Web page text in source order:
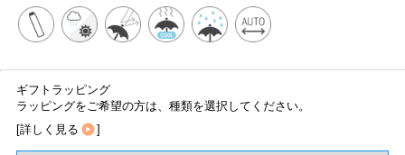
ギフトラッピング
ラッピングをご希望の方は、種類を選択してください。
[詳しく見る ]